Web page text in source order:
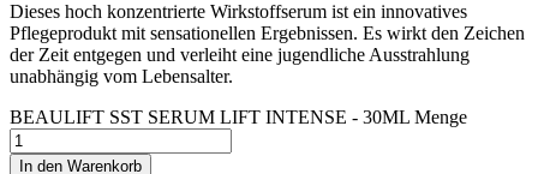
Dieses hoch konzentrierte Wirkstoffserum ist ein innovatives
Pflegeprodukt mit sensationellen Ergebnissen. Es wirkt den Zeichen
der Zeit entgegen und verleiht eine jugendliche Ausstrahlung
unabhängig vom Lebensalter.
BEAULIFT SST SERUM LIFT INTENSE - 30ML Menge
In den Warenkorb